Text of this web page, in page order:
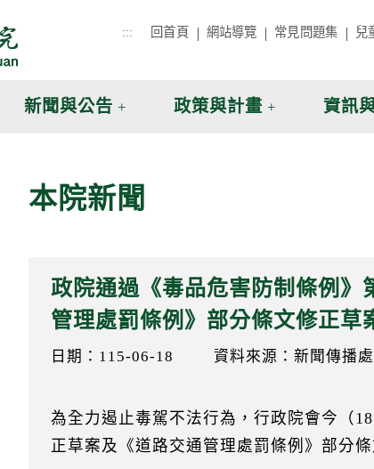
::: 回首頁 網站導覽 常見問題集 兒
新聞與公告 政策與計畫 資訊
本院新聞
政院通過《毒品危害防制條例》
管理處罰條例》部分條文修正草
日期：115-06-18 資料來源：新聞傳播處
為全力遏止毒駕不法行為，行政院會今（
正草案及《道路交通管理處罰條例》部分